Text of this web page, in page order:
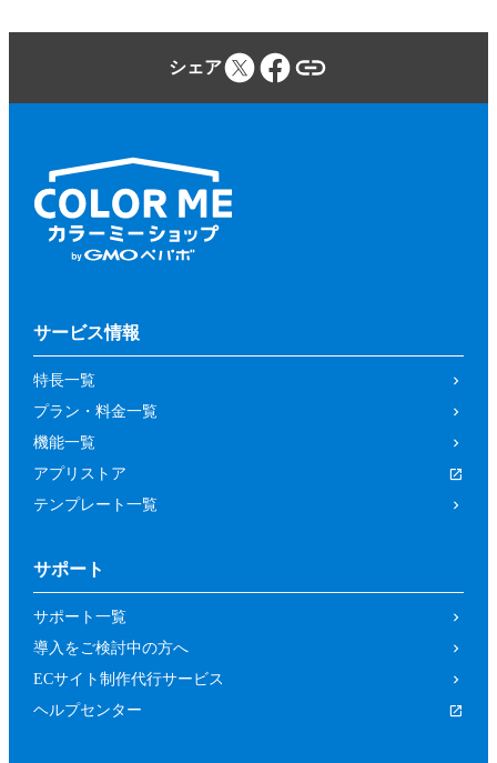
シェア
サービス情報
特長一覧
プラン・料金一覧
機能一覧
アプリストア
テンプレート一覧
サポート
サポート一覧
導入をご検討中の方へ
ECサイト制作代行サービス
ヘルプセンター